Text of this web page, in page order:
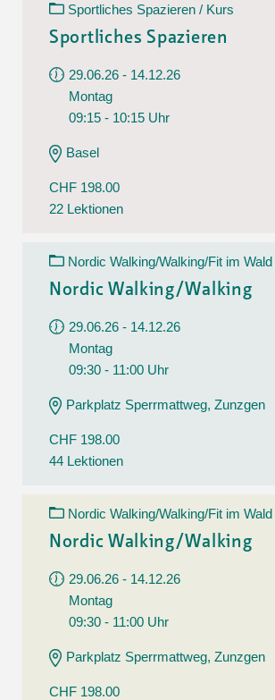
Sportliches Spazieren / Kurs
Sportliches Spazieren
29.06.26 - 14.12.26
Montag
09:15 - 10:15 Uhr
Basel
CHF 198.00
22 Lektionen
Nordic Walking/Walking/Fit im
Nordic Walking/Walking
29.06.26 - 14.12.26
Montag
09:30 - 11:00 Uhr
Parkplatz Sperrmattweg, Zunzgen
CHF 198.00
44 Lektionen
Nordic Walking/Walking/Fit im
Nordic Walking/Walking
29.06.26 - 14.12.26
Montag
09:30 - 11:00 Uhr
Parkplatz Sperrmattweg, Zunzgen
CHF 198.00